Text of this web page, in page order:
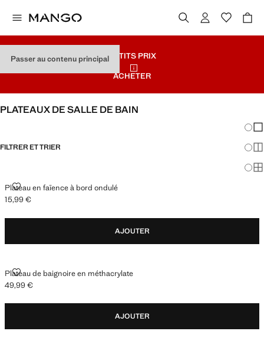
Passer au contenu principalPETITS PRIX
ACHETER
PLATEAUX DE SALLE DE BAIN
FILTRER ET TRIER
Plateau en faïence à bord ondulé
PLATEAU EN FAÏENCE À BORD ONDULÉ
Prix actuel [15,99 € ]
15,99 €
AJOUTER
Plateau de baignoire en méthacrylate
PLATEAU DE BAIGNOIRE EN MÉTHACRYLATE
Prix actuel [49,99 € ]
49,99 €
AJOUTER